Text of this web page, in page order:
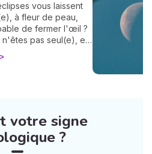
vous laissent
à fleur de peau,
de fermer l'œil ?
n'êtes pas seul(e), et
: ça se traverse en
Voici 7 gestes
🛡️🌒
votre signe
?